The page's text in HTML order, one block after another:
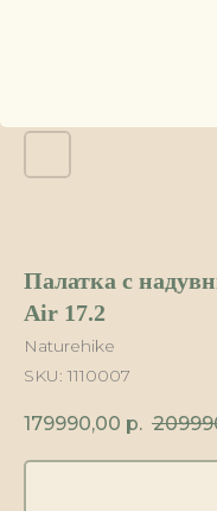
Палатка с
Air 17.2
Naturehike
SKU: 1110007
179990,00 р.